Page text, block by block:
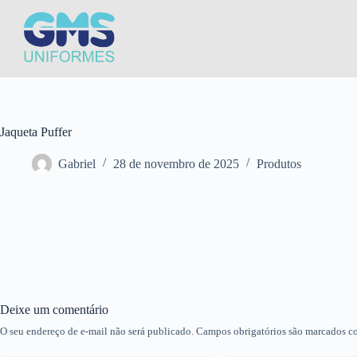
Jaqueta Puffer
Gabriel 28 de novembro de 2025 Produtos
Deixe um comentário
O seu endereço de e-mail não será publicado. Campos obrigatórios são marcados